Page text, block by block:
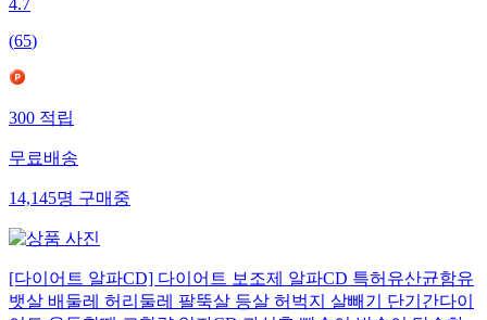
4.7
(65)
300적립
무료배송
14,145명구매중
[다이어트 알파CD] 다이어트 보조제 알파CD 특허유산균함유
뱃살 배둘레 허리둘레 팔뚝살 등살 허벅지 살빼기 단기간다이